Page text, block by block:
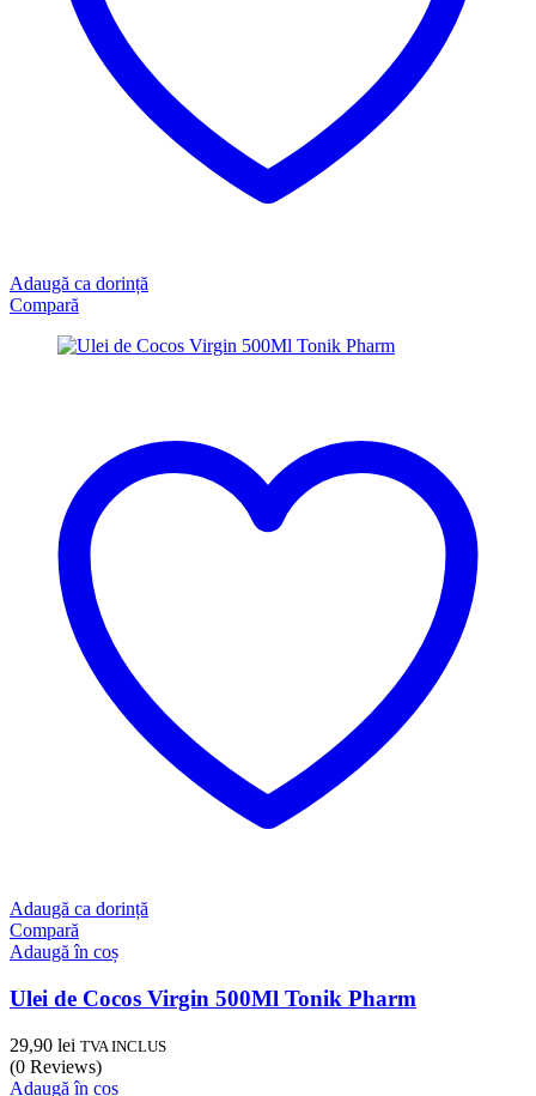
Adaugă ca dorință
Compară
Adaugă ca dorință
Compară
Adaugă în coș
Ulei de Cocos Virgin 500Ml Tonik Pharm
29,90 lei TVA INCLUS
(0 Reviews)
Adaugă în coș